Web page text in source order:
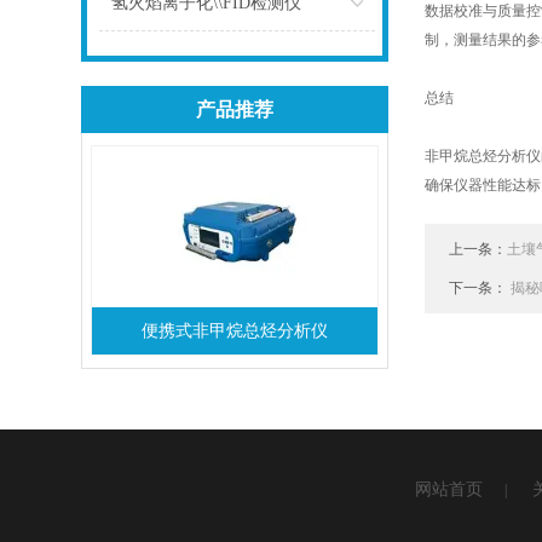
产品推荐
便携式非甲烷总烃分析仪
数据校准与质量
制，测量结果的
总结
非甲烷总烃分析
确保仪器性能达
上一条： 土壤
下一条：揭
网站首页